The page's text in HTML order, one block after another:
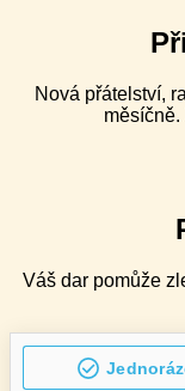
speciální
v ZŠ
Nová přátelství,
Váš dar pomůže